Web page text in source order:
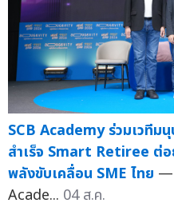
SCB Academy ร่วมเวทีม
สำเร็จ Smart Retiree ต่
พลังขับเคลื่อน SME ไทย —
Acade... 04 ส.ค.